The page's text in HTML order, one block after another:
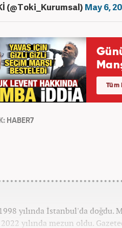
(@Toki_Kurumsal) May 6,
HABER7
1998 yılında İstanbul'da doğdu.
2022 yılında mezun oldu.